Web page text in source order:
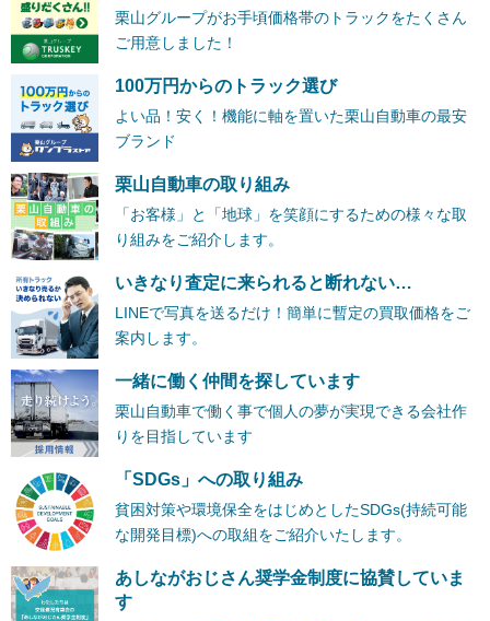
栗山グループがお手頃価格帯のトラックをたくさん
ご用意しました！
100万円からのトラック選び
よい品！安く！機能に軸を置いた栗山自動車の最安
ブランド
栗山自動車の取り組み
「お客様」と「地球」を笑顔にするための様々な取
り組みをご紹介します。
いきなり査定に来られると断れない…
LINEで写真を送るだけ！簡単に暫定の買取価格をご
案内します。
一緒に働く仲間を探しています
栗山自動車で働く事で個人の夢が実現できる会社作
りを目指しています
「SDGs」への取り組み
貧困対策や環境保全をはじめとしたSDGs(持続可能
な開発目標)への取組をご紹介いたします。
あしながおじさん奨学金制度に協賛していま
す